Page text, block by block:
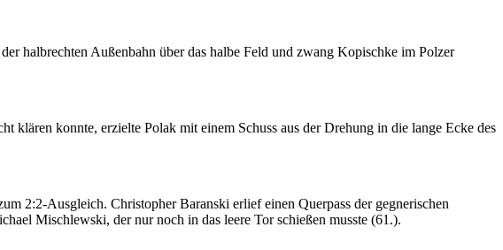
halbrechten Außenbahn über das halbe Feld und zwang Kopischke im Polzer
klären konnte, erzielte Polak mit einem Schuss aus der Drehung in die lange Ecke des
2:2-Ausgleich. Christopher Baranski erlief einen Querpass der gegnerischen
Mischlewski, der nur noch in das leere Tor schießen musste (61.).